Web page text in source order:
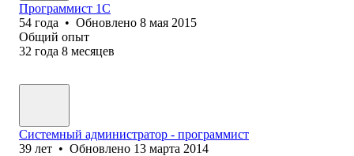
Программист 1C
54 года • Обновлено 8 мая 2015
Общий опыт
32 года 8 месяцев
Системный администратор - программист
39 лет • Обновлено 13 марта 2014